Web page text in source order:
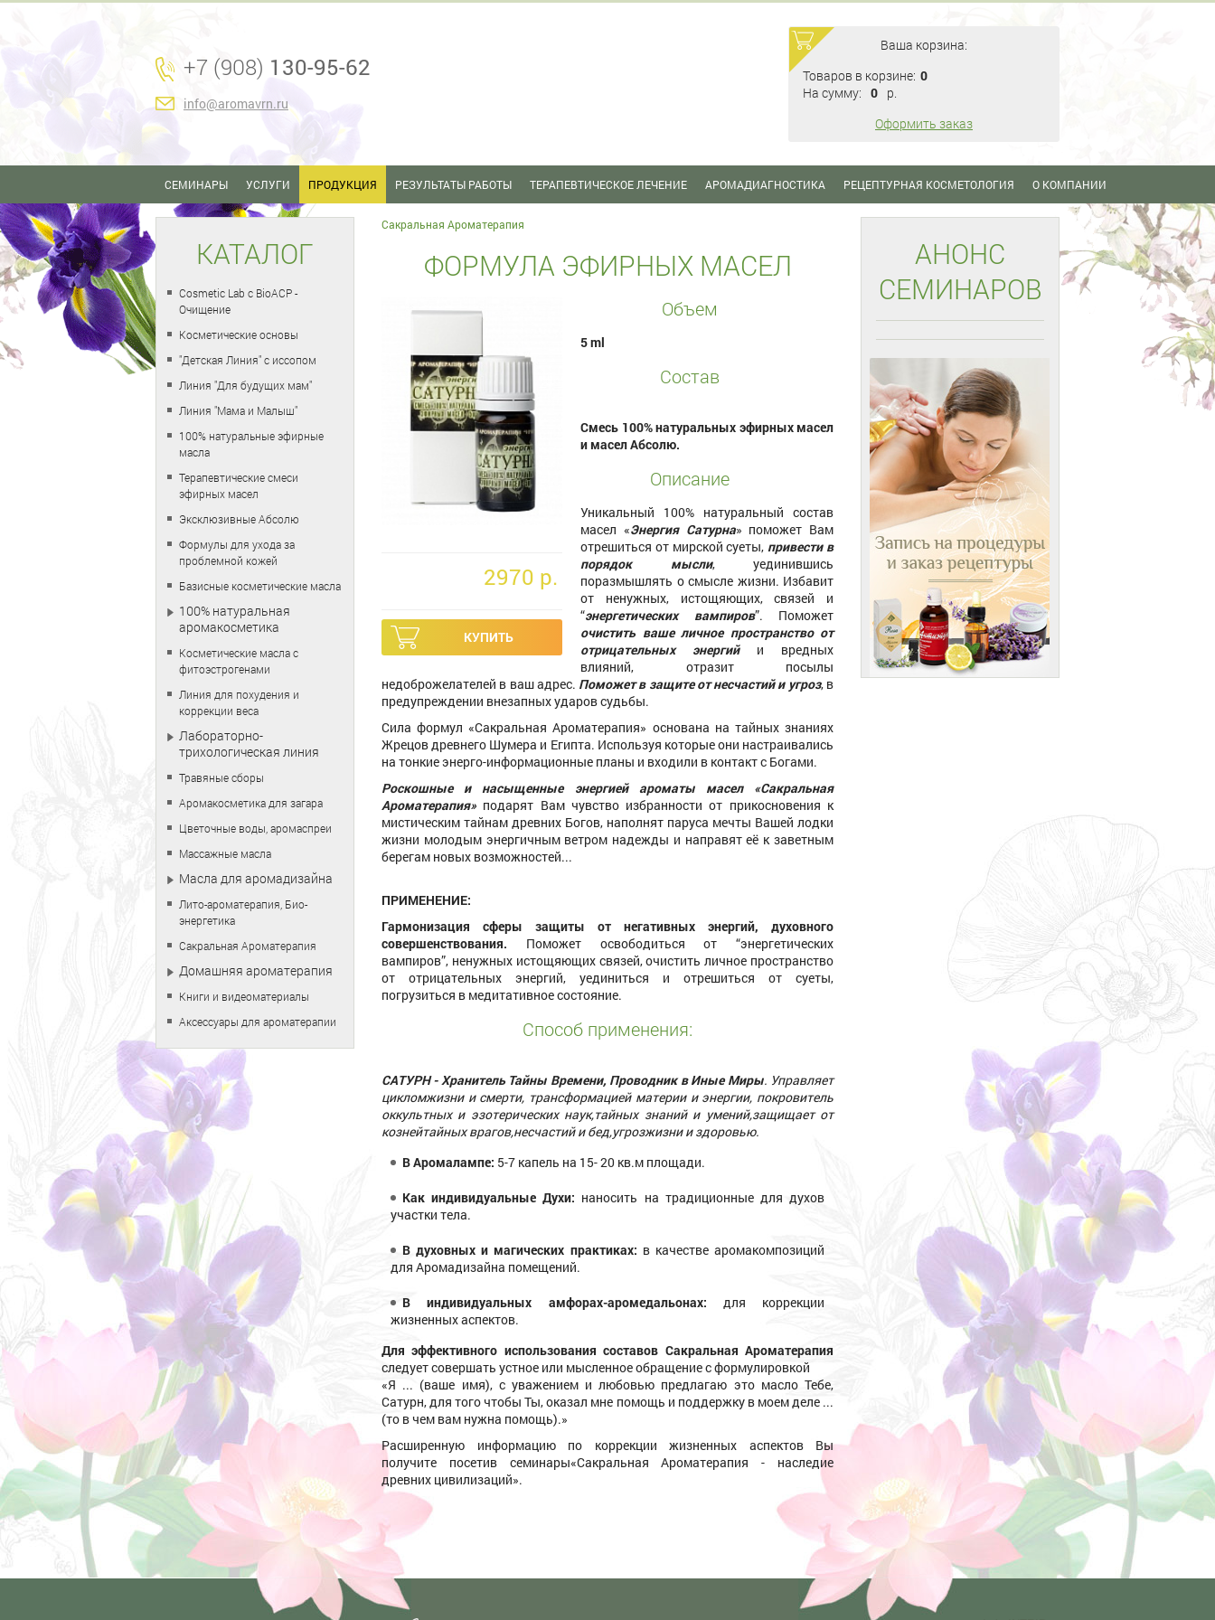
+7 (908) 130-95-62
info@aromavrn.ru
Ваша корзина:
Товаров в корзине: 0
На сумму: 0 p.
Оформить заказ
СЕМИНАРЫ УСЛУГИ ПРОДУКЦИЯ РЕЗУЛЬТАТЫ РАБОТЫ ТЕРАПЕВТИЧЕСКОЕ ЛЕЧЕНИЕ АРОМАДИАГНОСТИКА РЕЦЕПТУРНАЯ КОСМЕТОЛОГИЯ О КОМПАНИИ
Сакральная Ароматерапия
ФОРМУЛА ЭФИРНЫХ МАСЕЛ
2970 p.
Объем
5 ml
Состав
Смесь 100% натуральных эфирных масел
и масел Абсолю.
Описание
Уникальный 100% натуральный состав
масел «Энергия Сатурна» поможет Вам
отрешиться от мирской суеты,привести в
порядок мысли, уединившись
поразмышлять о смысле жизни. Избавит
от ненужных, истощяющих, связей и
“энергетических вампиров”. Поможет
очистить ваше личное пространство от
отрицательных энергийи вредных
влияний, отразит посылы
недоброжелателей в ваш адрес. Поможет в защите от несчастий и угроз, в
предупреждении внезапных ударов судьбы.
Сила формул «Сакральная Ароматерапия» основана на тайных знаниях
Жрецов древнего Шумера и Египта. Используя которые они настраивались
на тонкие энерго-информационные планы и входили в контакт с Богами.
Роскошные и насыщенные энергией ароматы масел «Сакральная
Ароматерапия» подарят Вам чувство избранности от прикосновения к
мистическим тайнам древних Богов, наполнят паруса мечты Вашей лодки
жизни молодым энергичным ветром надежды и направят её к заветным
берегам новых возможностей...
ПРИМЕНЕНИЕ:
Гармонизация сферы защиты от негативных энергий, духовного
совершенствования. Поможет освободиться от “энергетических
вампиров”, ненужных истощяющих связей, очистить личное пространство
от отрицательных энергий, уединиться и отрешиться от суеты,
погрузиться в медитативное состояние.
Способ применения:
САТУРН - Хранитель Тайны Времени, Проводник в Иные Миры. Управляет
цикломжизни и смерти, трансформацией материи и энергии, покровитель
оккультных и эзотерических наук,тайных знаний и умений,защищает от
кознейтайных врагов,несчастий и бед,угрозжизни и здоровью.
В Аромалампе: 5-7 капель на 15- 20 кв.м площади.
Как индивидуальные Духи: наносить на традиционные для духов
участки тела.
В духовных и магических практиках: в качестве аромакомпозиций
для Аромадизайна помещений.
В индивидуальных амфорах-аромедальонах: для коррекции
жизненных аспектов.
Для эффективного использования составов Сакральная Ароматерапия
следует совершать устное или мысленное обращение с формулировкой
«Я ... (ваше имя), с уважением и любовью предлагаю это масло Тебе,
Сатурн, для того чтобы Ты, оказал мне помощь и поддержку в моем деле ...
(то в чем вам нужна помощь).»
Расширенную информацию по коррекции жизненных аспектов Вы
получите посетив семинары«Сакральная Ароматерапия - наследие
древних цивилизаций».
КАТАЛОГ
Cosmetic Lab с BioACP -
Очищение
Косметические основы
"Детская Линия" с иссопом
Линия "Для будущих мам"
Линия "Мама и Малыш"
100% натуральные эфирные
масла
Терапевтические смеси
эфирных масел
Эксклюзивные Абсолю
Формулы для ухода за
проблемной кожей
Базисные косметические масла
100% натуральная
аромакосметика
Косметические масла с
фитоэстрогенами
Линия для похудения и
коррекции веса
Лабораторно-
трихологическая линия
Травяные сборы
Аромакосметика для загара
Цветочные воды, аромаспреи
Массажные масла
Масла для аромадизайна
Лито-ароматерапия, Био-
энергетика
Сакральная Ароматерапия
Домашняя ароматерапия
Книги и видеоматериалы
Аксессуары для ароматерапии
АНОНС
СЕМИНАРОВ